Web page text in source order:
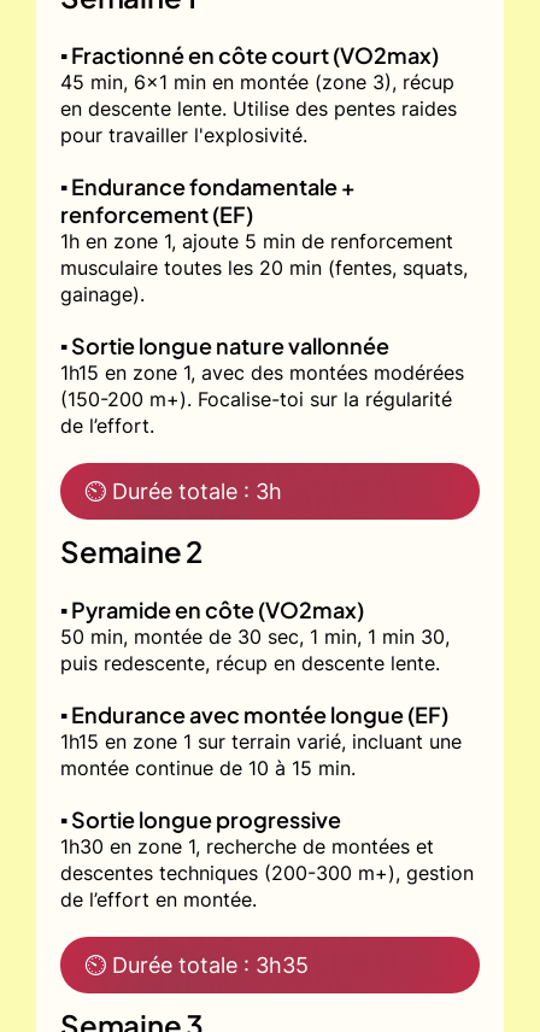
▪️ Fractionné en côte court (VO2max)
45 min, 6x1 min en montée (zone 3), récup
en descente lente. Utilise des pentes raides
pour travailler l'explosivité.
▪️ Endurance fondamentale +
renforcement (EF)
1h en zone 1, ajoute 5 min de renforcement
musculaire toutes les 20 min (fentes, squats,
gainage).
▪️ Sortie longue nature vallonnée
1h15 en zone 1, avec des montées modérées
(150-200 m+). Focalise-toi sur la régularité
de l’effort.
⏲ Durée totale : 3h
Semaine 2
▪️ Pyramide en côte (VO2max)
50 min, montée de 30 sec, 1 min, 1 min 30,
puis redescente, récup en descente lente.
▪️ Endurance avec montée longue (EF)
1h15 en zone 1 sur terrain varié, incluant une
montée continue de 10 à 15 min.
▪️ Sortie longue progressive
1h30 en zone 1, recherche de montées et
descentes techniques (200-300 m+), gestion
de l’effort en montée.
⏲ Durée totale : 3h35
Semaine 3